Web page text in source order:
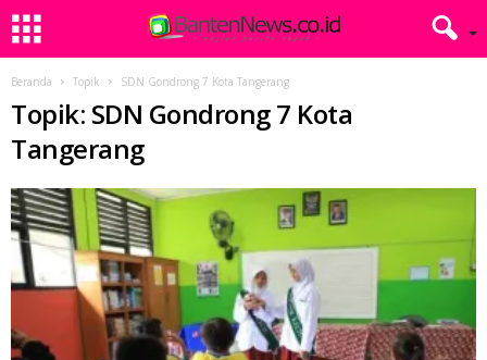
Beranda Topik SDN Gondrong 7 Kota Tangerang
Topik: SDN Gondrong 7 Kota
Tangerang